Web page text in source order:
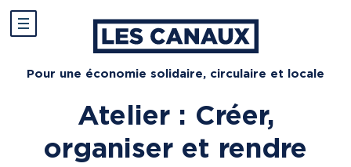
Pour une économie solidaire, circulaire et locale
Atelier : Créer,
organiser et rendre